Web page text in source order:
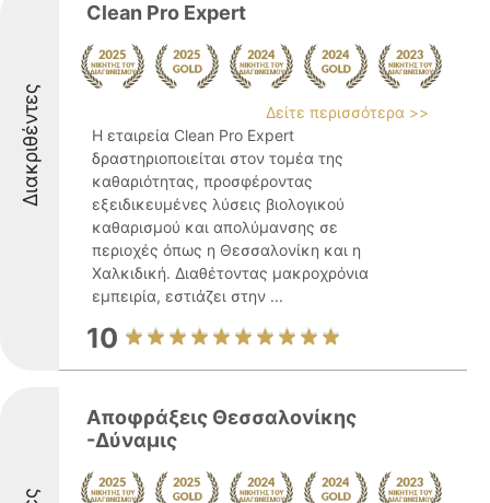
Διακριθέντες
Clean Pro Expert
Δείτε περισσότερα >>
Η εταιρεία Clean Pro Expert
δραστηριοποιείται στον τομέα της
καθαριότητας, προσφέροντας
εξειδικευμένες λύσεις βιολογικού
καθαρισμού και απολύμανσης σε
περιοχές όπως η Θεσσαλονίκη και η
Χαλκιδική. Διαθέτοντας μακροχρόνια
εμπειρία, εστιάζει στην ...
10
Αποφράξεις Θεσσαλονίκης
-Δύναμις